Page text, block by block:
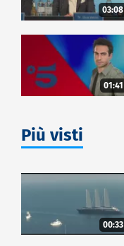
03:08
01:41
Più visti
00:33